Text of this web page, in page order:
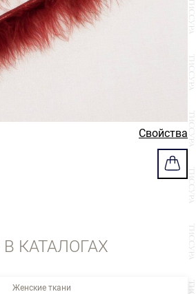
Свойства
В КАТАЛОГАХ
Женские ткани